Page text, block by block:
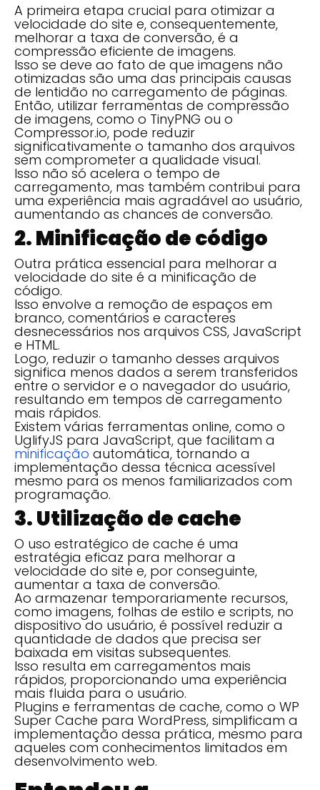
A primeira etapa crucial para otimizar a
velocidade do site e, consequentemente,
melhorar a taxa de conversão, é a
compressão eficiente de imagens.
Isso se deve ao fato de que imagens não
otimizadas são uma das principais causas
de lentidão no carregamento de páginas.
Então, utilizar ferramentas de compressão
de imagens, como o TinyPNG ou o
Compressor.io, pode reduzir
significativamente o tamanho dos arquivos
sem comprometer a qualidade visual.
Isso não só acelera o tempo de
carregamento, mas também contribui para
uma experiência mais agradável ao usuário,
aumentando as chances de conversão.
2. Minificação de código
Outra prática essencial para melhorar a
velocidade do site é a minificação de
código.
Isso envolve a remoção de espaços em
branco, comentários e caracteres
desnecessários nos arquivos CSS, JavaScript
e HTML.
Logo, reduzir o tamanho desses arquivos
significa menos dados a serem transferidos
entre o servidor e o navegador do usuário,
resultando em tempos de carregamento
mais rápidos.
Existem várias ferramentas online, como o
UglifyJS para JavaScript, que facilitam a
minificação automática, tornando a
implementação dessa técnica acessível
mesmo para os menos familiarizados com
programação.
3. Utilização de cache
O uso estratégico de cache é uma
estratégia eficaz para melhorar a
velocidade do site e, por conseguinte,
aumentar a taxa de conversão.
Ao armazenar temporariamente recursos,
como imagens, folhas de estilo e scripts, no
dispositivo do usuário, é possível reduzir a
quantidade de dados que precisa ser
baixada em visitas subsequentes.
Isso resulta em carregamentos mais
rápidos, proporcionando uma experiência
mais fluida para o usuário.
Plugins e ferramentas de cache, como o WP
Super Cache para WordPress, simplificam a
implementação dessa prática, mesmo para
aqueles com conhecimentos limitados em
desenvolvimento web.